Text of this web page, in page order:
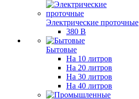
Электрические проточные
380 В
Бытовые
На 10 литров
На 20 литров
На 30 литров
На 40 литров